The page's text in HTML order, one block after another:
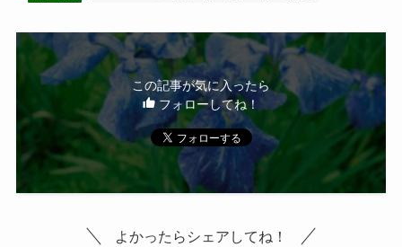
この記事が気に入ったら
フォローしてね！
よかったらシェアしてね！